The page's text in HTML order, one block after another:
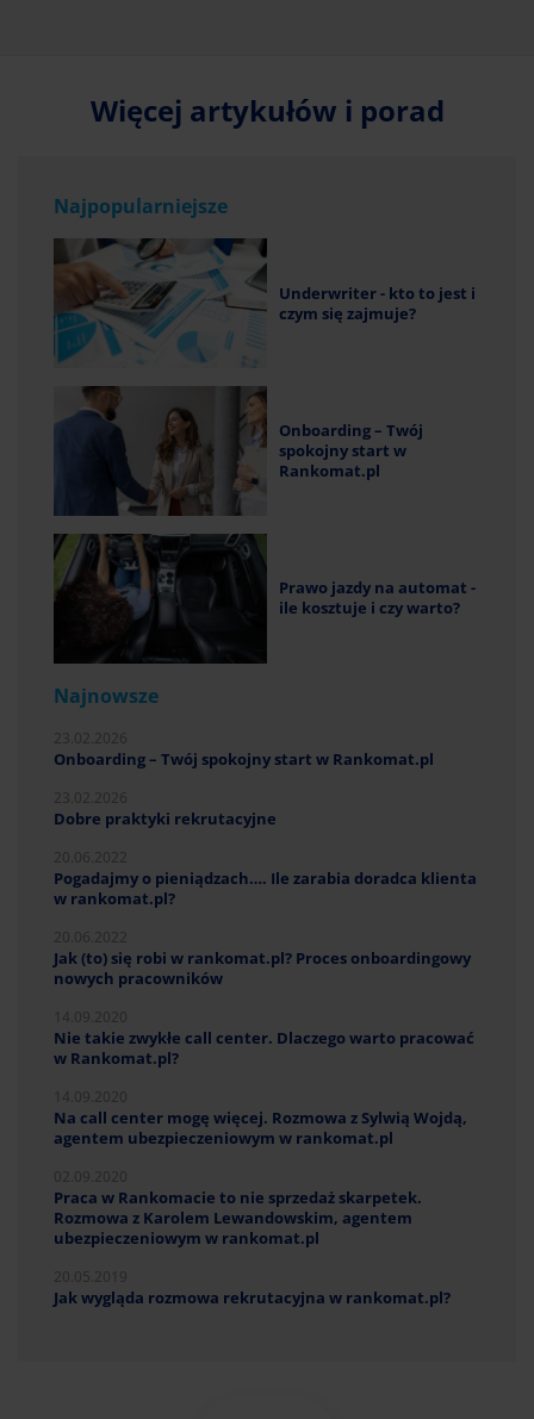
Więcej artykułów i porad
Najpopularniejsze
Underwriter - kto to jest i
czym się zajmuje?
Onboarding – Twój
spokojny start w
Rankomat.pl
Prawo jazdy na automat -
ile kosztuje i czy warto?
Najnowsze
Onboarding – Twój spokojny start w Rankomat.pl
Dobre praktyki rekrutacyjne
Pogadajmy o pieniądzach…. Ile zarabia doradca klienta
w rankomat.pl?
Jak (to) się robi w rankomat.pl? Proces onboardingowy
nowych pracowników
Nie takie zwykłe call center. Dlaczego warto pracować
w Rankomat.pl?
Na call center mogę więcej. Rozmowa z Sylwią Wojdą,
agentem ubezpieczeniowym w rankomat.pl
Praca w Rankomacie to nie sprzedaż skarpetek.
Rozmowa z Karolem Lewandowskim, agentem
ubezpieczeniowym w rankomat.pl
Jak wygląda rozmowa rekrutacyjna w rankomat.pl?